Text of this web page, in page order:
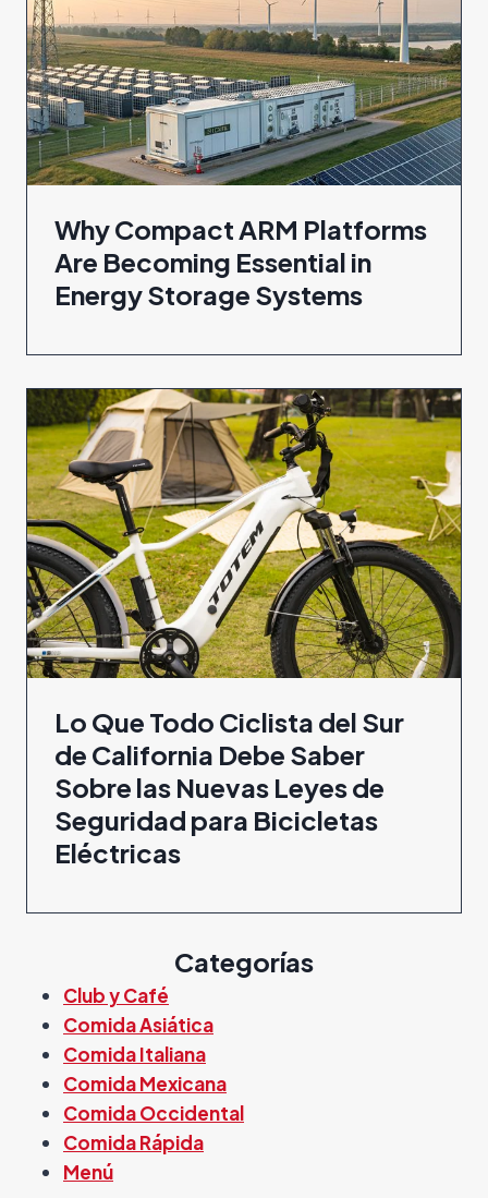
Why Compact ARM Platforms
Are Becoming Essential in
Energy Storage Systems
Lo Que Todo Ciclista del Sur
de California Debe Saber
Sobre las Nuevas Leyes de
Seguridad para Bicicletas
Eléctricas
Categorías
Club y Café
Comida Asiática
Comida Italiana
Comida Mexicana
Comida Occidental
Comida Rápida
Menú